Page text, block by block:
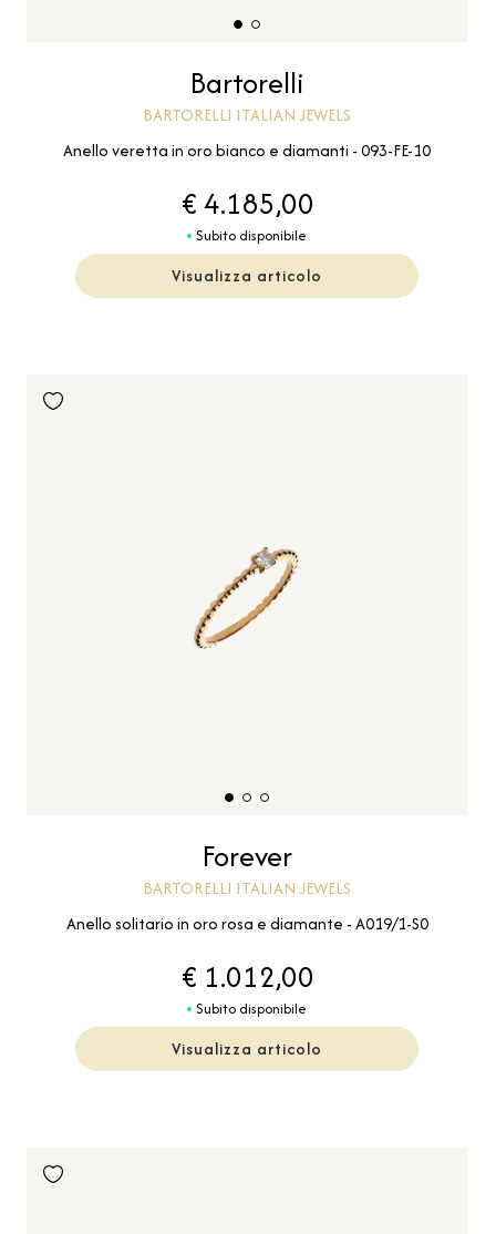
Bartorelli
BARTORELLI ITALIAN JEWELS
Anello veretta in oro bianco e diamanti - 093-FE-10
€ 4.185,00
Subito disponibile
Visualizza articolo
Forever
BARTORELLI ITALIAN JEWELS
Anello solitario in oro rosa e diamante - A019/1-S0
€ 1.012,00
Subito disponibile
Visualizza articolo